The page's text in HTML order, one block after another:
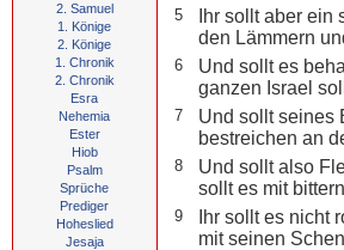
2. Samuel
1. Könige
2. Könige
1. Chronik
2. Chronik
Esra
Nehemia
Ester
Hiob
Psalm
Sprüche
Prediger
Hoheslied
Jesaja
5
Ihr sollt aber
den Lämmern
6
Und sollt es
ganzen Israel
7
Und sollt seines
bestreichen an
8
Und sollt also
sollt es mit
9
Ihr sollt es nicht
mit seinen